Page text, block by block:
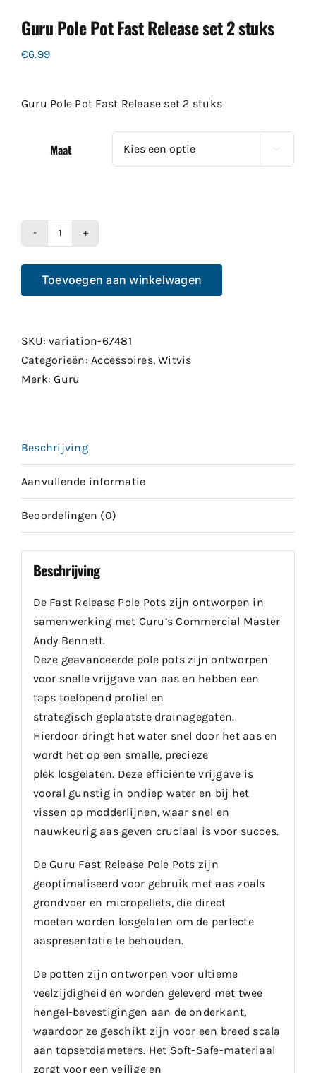
Guru Pole Pot Fast Release set 2 stuks
€6.99
Guru Pole Pot Fast Release set 2 stuks
Maat 
Pot
Fast
set
2
stuks
Toevoegen aan winkelwagen
SKU:variation-67481
Categorieën: Accessoires,Witvis
Merk:Guru
Beschrijving
Aanvullende informatie
Beoordelingen (0)
Beschrijving
De Fast Release Pole Pots zijn ontworpen in
samenwerking met Guru’s Commercial Master
Andy Bennett.
Deze geavanceerde pole pots zijn ontworpen
voor snelle vrijgave van aas en hebben een
taps toelopend profiel en
strategisch geplaatste drainagegaten.
Hierdoor dringt het water snel door het aas en
wordt het op een smalle, precieze
plek losgelaten. Deze efficiënte vrijgave is
vooral gunstig in ondiep water en bij het
vissen op modderlijnen, waar snel en
nauwkeurig aas geven cruciaal is voor succes.
De Guru Fast Release Pole Pots zijn
geoptimaliseerd voor gebruik met aas zoals
grondvoer en micropellets, die direct
moeten worden losgelaten om de perfecte
aaspresentatie te behouden.
De potten zijn ontworpen voor ultieme
veelzijdigheid en worden geleverd met twee
hengel-bevestigingen aan de onderkant,
waardoor ze geschikt zijn voor een breed scala
aan topsetdiameters. Het Soft-Safe-materiaal
zorgt voor een veilige en